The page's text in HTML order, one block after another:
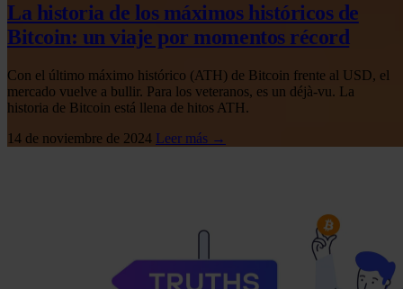
La historia de los máximos históricos de
Bitcoin: un viaje por momentos récord
Con el último máximo histórico (ATH) de Bitcoin frente al USD, el
mercado vuelve a bullir. Para los veteranos, es un déjà-vu. La
historia de Bitcoin está llena de hitos ATH.
14 de noviembre de 2024 Leer más →